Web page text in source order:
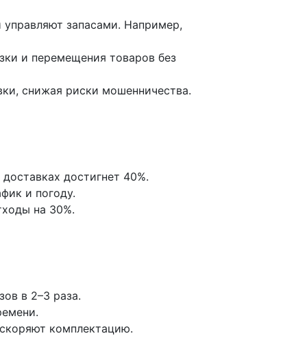
запасами. Например,
и перемещения товаров без
снижая риски мошенничества.
достигнет 40%.
и погоду.
на 30%.
в 2–3 раза.
комплектацию.